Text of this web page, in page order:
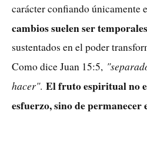
carácter confiando únicamente
cambios suelen ser temporales
sustentados en el poder
Como dice Juan 15:5,
hacer". El fruto espiritual no
esfuerzo, sino de permanecer